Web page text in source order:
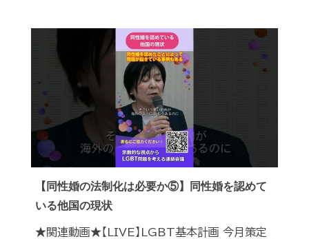
【同性婚の法制化は必要か⑤】同性婚を認めて
いる他国の現状
★関連動画★【LIVE】LGBT基本計画 今月策定